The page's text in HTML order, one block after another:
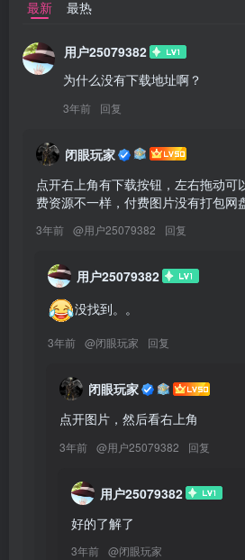
最新 最热
用户25079382
为什么没有下载地址啊？
3年前 回复
闭眼玩家
点开右上角有下载按钮，左右拖动可
费资源不一样，付费图片没有打包网盘
3年前 @用户25079382 回复
用户25079382
没找到。。
3年前 @闭眼玩家 回复
闭眼玩家
点开图片，然后看右上角
3年前 @用户25079382 回复
用户25079382
好的了解了
3年前 @闭眼玩家